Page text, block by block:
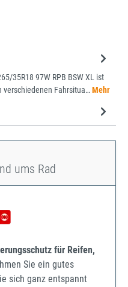
35R18 97W RPB BSW XL ist
verschiedenen Fahrsitua…Mehr
ums Rad
für Reifen,
Sie ein gutes
sich ganz entspannt